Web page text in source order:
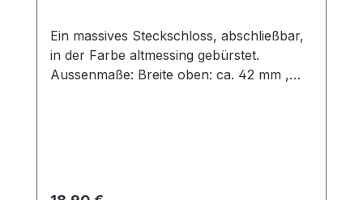
Ein massives Steckschloss, abschließbar,
in der Farbe altmessing gebürstet.
Aussenmaße: Breite oben: ca. 42 mm ,
Unterlegscheibe einfach befestigt.